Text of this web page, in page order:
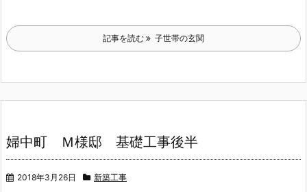
記事を読む 子世帯の玄関
婦中町 Ｍ様邸 基礎工事後半
2018年3月26日 新築工事